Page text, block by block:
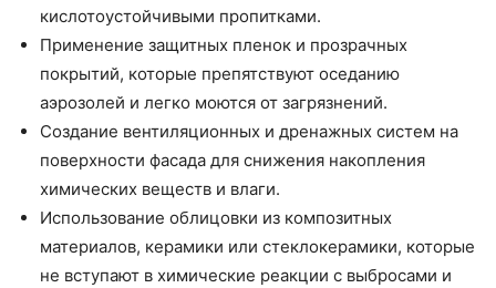
кислотоустойчивыми пропитками.
Применение защитных пленок и прозрачных
покрытий, которые препятствуют оседанию
аэрозолей и легко моются от загрязнений.
Создание вентиляционных и дренажных систем на
поверхности фасада для снижения накопления
химических веществ и влаги.
Использование облицовки из композитных
материалов, керамики или стеклокерамики, которые
не вступают в химические реакции с выбросами и